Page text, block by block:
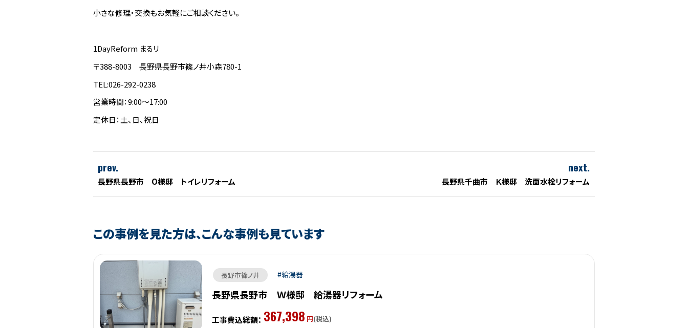
小さな修理・交換もお気軽にご相談ください。
1DayReform まるリ
〒388-8003 長野県長野市篠ノ井小森780-1
TEL:026-292-0238
営業時間：9:00～17:00
定休日：土、日、祝日
prev.
長野県長野市 O様邸 トイレリフォーム
next.
長野県千曲市 Ｋ様邸 洗面水栓リフォーム
この事例を見た方は、こんな事例も見ています
長野市篠ノ井 給湯器
長野県長野市 Ｗ様邸 給湯器リフォーム
工事費込総額： 367,398 円(税込)